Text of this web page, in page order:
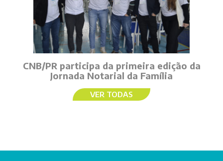
CNB/PR participa da primeira edição da
Jornada Notarial da Família
VER TODAS